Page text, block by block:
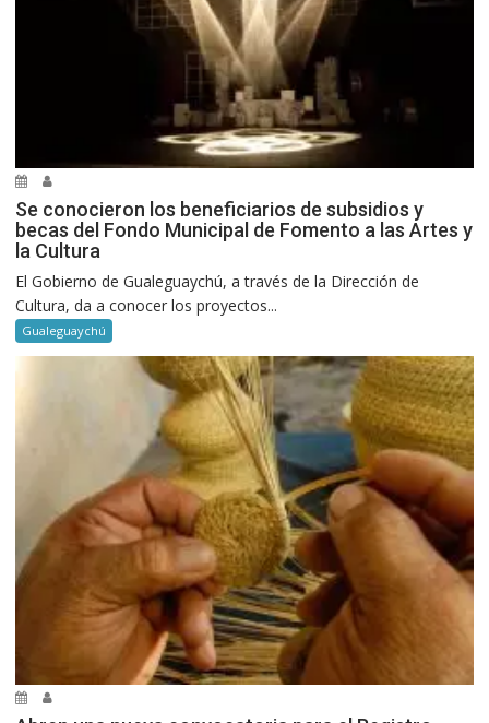
Se conocieron los beneficiarios de subsidios y
becas del Fondo Municipal de Fomento a las Artes y
la Cultura
El Gobierno de Gualeguaychú, a través de la Dirección de
Cultura, da a conocer los proyectos...
Gualeguaychú